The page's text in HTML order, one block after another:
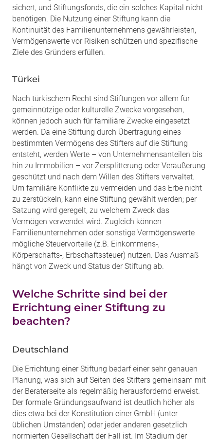
sichert, und Stiftungsfonds, die ein solches Kapital nicht
benötigen. Die Nutzung einer Stiftung kann die
Kontinuität des Familienunternehmens gewährleisten,
Vermögenswerte vor Risiken schützen und spezifische
Ziele des Gründers erfüllen.
Türkei
Nach türkischem Recht sind Stiftungen vor allem für
gemeinnützige oder kulturelle Zwecke vorgesehen,
können jedoch auch für familiäre Zwecke eingesetzt
werden. Da eine Stiftung durch Übertragung eines
bestimmten Vermögens des Stifters auf die Stiftung
entsteht, werden Werte – von Unternehmensanteilen bis
hin zu Immobilien – vor Zersplitterung oder Veräußerung
geschützt und nach dem Willen des Stifters verwaltet.
Um familiäre Konflikte zu vermeiden und das Erbe nicht
zu zerstückeln, kann eine Stiftung gewählt werden; per
Satzung wird geregelt, zu welchem Zweck das
Vermögen verwendet wird. Zugleich können
Familienunternehmen oder sonstige Vermögenswerte
mögliche Steuervorteile (z.B. Einkommens-,
Körperschafts-, Erbschaftssteuer) nutzen. Das Ausmaß
hängt von Zweck und Status der Stiftung ab.
Welche Schritte sind bei der
Errichtung einer Stiftung zu
beachten?
Deutschland
Die Errichtung einer Stiftung bedarf einer sehr genauen
Planung, was sich auf Seiten des Stifters gemeinsam mit
der Beraterseite als regelmäßig herausfordernd erweist.
Der formale Gründungsaufwand ist deutlich höher als
dies etwa bei der Konstitution einer GmbH (unter
üblichen Umständen) oder jeder anderen gesetzlich
normierten Gesellschaft der Fall ist. Im Stadium der